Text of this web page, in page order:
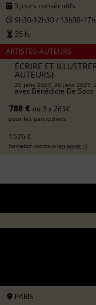
5 jours consécutifs
9h30-12h30 / 13h30-
35 h.
ARTISTES-AUTEURS
ÉCRIRE ET
AUTEURS)
25 janv 2027, 26 janv 2027,
avec Bénédicte De Soos
788 € ou 3 x 263€
pour les particuliers
1576 €
formation continue (en savoir +)
PARIS